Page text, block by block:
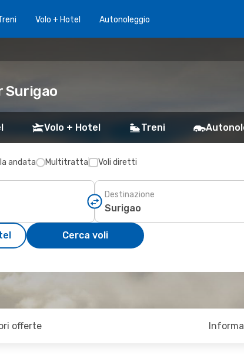
Volo + Hotel Autonoleggio
Surigao
Volo + Hotel Treni
andata Multitratta Voli diretti
Destinazione
Cerca voli
offerte